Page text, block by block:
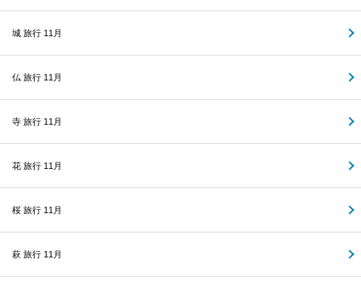
城 旅行 11月
仏 旅行 11月
寺 旅行 11月
花 旅行 11月
桜 旅行 11月
萩 旅行 11月